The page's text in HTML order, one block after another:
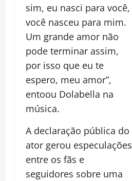
sim, eu nasci para você,
você nasceu para mim.
Um grande amor não
pode terminar assim,
por isso que eu te
espero, meu amor”,
entoou Dolabella na
música.
A declaração pública do
ator gerou especulações
entre os fãs e
seguidores sobre uma